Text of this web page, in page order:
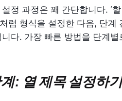
정 과정은 꽤 간단합니다. ‘할
럼 형식을 설정한 다음, 단
니다. 가장 빠른 방법을 단계
: 열 제목 설정하기